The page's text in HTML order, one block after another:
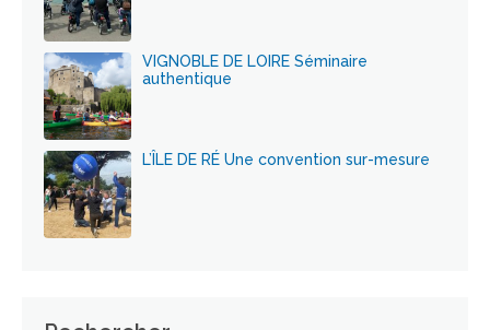
VIGNOBLE DE LOIRE Séminaire
authentique
L’ÎLE DE RÉ Une convention sur-mesure